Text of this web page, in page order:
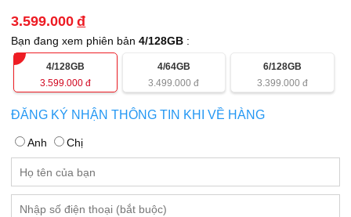
3.599.000 đ
Bạn đang xem phiên bản4/128GB :
4/128GB
3.599.000đ
4/64GB
3.499.000 đ
6/128GB
3.399.000đ
ĐĂNG KÝ NHẬN THÔNG TIN KHI VỀ HÀNG
Anh Chị